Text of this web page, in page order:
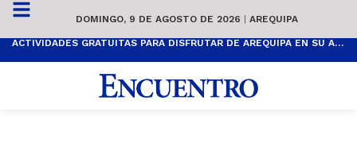
DOMINGO, 9 DE AGOSTO DE 2026 | AREQUIPA
ACTIVIDADES GRATUITAS PARA DISFRUTAR DE AREQUIPA EN SU ANIVERSARIO